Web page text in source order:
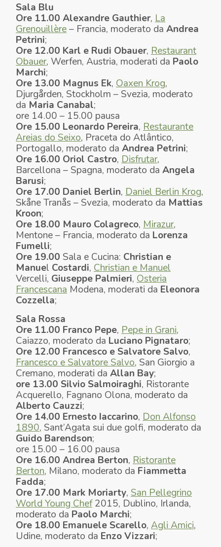
Sala Blu
Ore 11.00 Alexandre Gauthier, La
Grenouillère– Francia, moderato da Andrea
Petrini;
Ore 12.00 Karl e Rudi Obauer, Restaurant
Obauer, Werfen, Austria, moderati da Paolo
Marchi;
Ore 13.00 Magnus Ek, Oaxen Krog,
Djurgården, Stockholm – Svezia, moderato
da Maria Canabal;
ore 14.00 – 15.00 pausa
Ore 15.00 Leonardo Pereira, Restaurante
Areias do Seixo, Praceta do Atlântico,
Portogallo, moderato da Andrea Petrini;
Ore 16.00 Oriol Castro, Disfrutar,
Barcellona – Spagna, moderato da Angela
Barusi;
Ore 17.00 Daniel Berlin, Daniel Berlin Krog,
Skåne Tranås – Svezia, moderato da Mattias
Kroon;
Ore 18.00 Mauro Colagreco, Mirazur,
Mentone – Francia, moderato da Lorenza
Fumelli;
Ore 19.00 Sala e Cucina: Christian e
Manuel Costardi, Christian e Manuel
Vercelli, Giuseppe Palmieri, Osteria
Francescana Modena, moderati da Eleonora
Cozzella;
Sala Rossa
Ore 11.00 Franco Pepe, Pepe in Grani,
Caiazzo, moderato da Luciano Pignataro;
Ore 12.00 Francesco e Salvatore Salvo,
Francesco e Salvatore Salvo, San Giorgio a
Cremano, moderati da Allan Bay;
ore 13.00 Silvio Salmoiraghi, Ristorante
Acquerello, Fagnano Olona, moderato da
Alberto Cauzzi;
Ore 14.00 Ernesto Iaccarino, Don Alfonso
1890, Sant’Agata sui due golfi, moderato da
Guido Barendson;
ore 15.00 – 16.00 pausa
Ore 16.00 Andrea Berton, Ristorante
Berton, Milano, moderato da Fiammetta
Fadda;
Ore 17.00 Mark Moriarty, San Pellegrino
World Young Chef2015, Dublino, Irlanda,
moderato da Paolo Marchi;
Ore 18.00 Emanuele Scarello, Agli Amici,
Udine, moderato da Enzo Vizzari;